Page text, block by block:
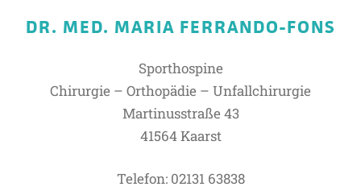
DR. MED. MARIA FERRANDO-FONS
Sporthospine
Chirurgie – Orthopädie – Unfallchirurgie
Martinusstraße 43
41564 Kaarst
Telefon: 02131 63838